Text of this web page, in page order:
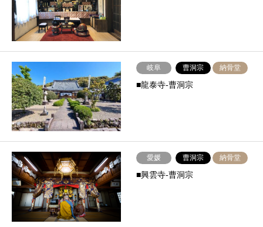
岐阜 曹洞宗 納骨堂
■龍泰寺-曹洞宗
愛媛 曹洞宗 納骨堂
■興雲寺-曹洞宗